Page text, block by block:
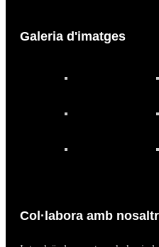
Galeria d'imatges
Col·labora amb